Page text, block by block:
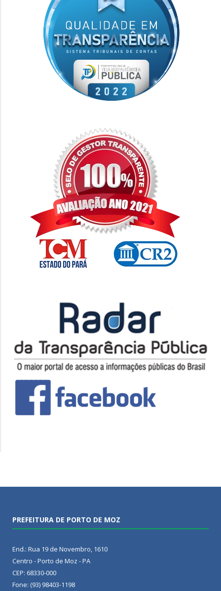
PREFEITURA DE PORTO DE MOZ
End.: Rua 19 de Novembro, 1610
Centro - Porto de Moz - PA
CEP: 68330-000
Fone: (93) 98403-1198